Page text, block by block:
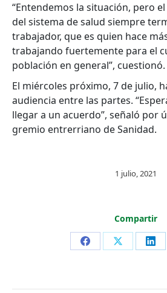
“Entendemos la situación, pero
del sistema de salud siempre
trabajador, que es quien hace
trabajando fuertemente para el
población en general”, cuestionó.
El miércoles próximo, 7 de julio,
audiencia entre las partes.
llegar a un acuerdo”, señaló por
gremio entrerriano de Sanidad.
1 julio, 2021
Compartir
Share
Facebook
Share
X